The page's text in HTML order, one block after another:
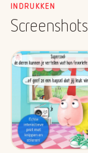
INDRUKKEN
Screenshots